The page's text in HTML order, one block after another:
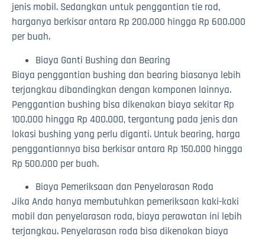
jenis mobil. Sedangkan untuk penggantian tie rod,
harganya berkisar antara Rp 200.000 hingga Rp 600.000
per buah.
Biaya Ganti Bushing dan Bearing
Biaya penggantian bushing dan bearing biasanya lebih
terjangkau dibandingkan dengan komponen lainnya.
Penggantian bushing bisa dikenakan biaya sekitar Rp
100.000 hingga Rp 400.000, tergantung pada jenis dan
lokasi bushing yang perlu diganti. Untuk bearing, harga
penggantiannya bisa berkisar antara Rp 150.000 hingga
Rp 500.000 per buah.
Biaya Pemeriksaan dan Penyelarasan Roda
Jika Anda hanya membutuhkan pemeriksaan kaki-kaki
mobil dan penyelarasan roda, biaya perawatan ini lebih
terjangkau. Penyelarasan roda bisa dikenakan biaya